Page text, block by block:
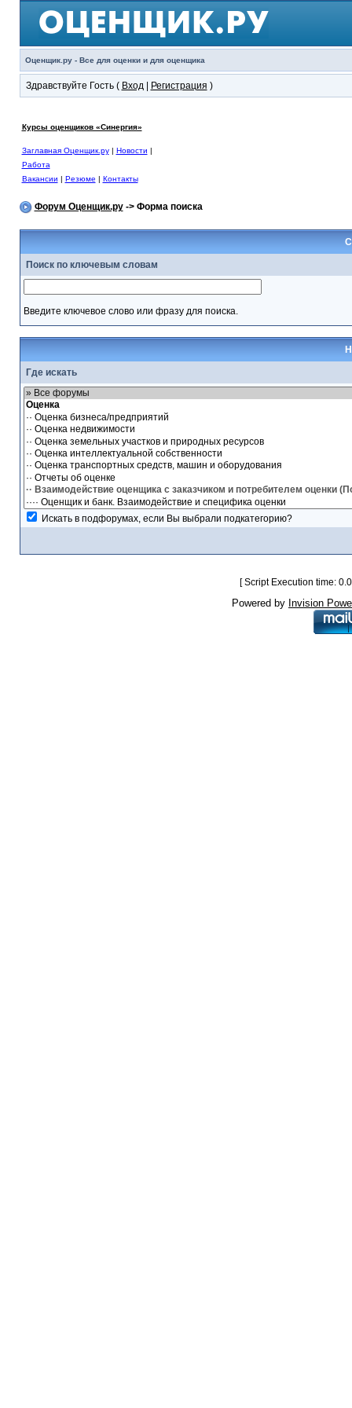
Оценщик.ру - Все для оценки и для оценщика
Здравствуйте Гость ( Вход| Регистрация )
Курсы оценщиков «Синергия»
Заглавная Оценщик.ру| Новости |
Работа
Вакансии | Резюме | Контакты
Форум Оценщик.ру-> Форма поиска
Поиск по ключевым словам
Введите ключевое слово или фразу для поиска.
Где искать
Искать в подфорумах, если Вы выбрали подкатегорию?
[ Script Execution time:
Powered by Invision